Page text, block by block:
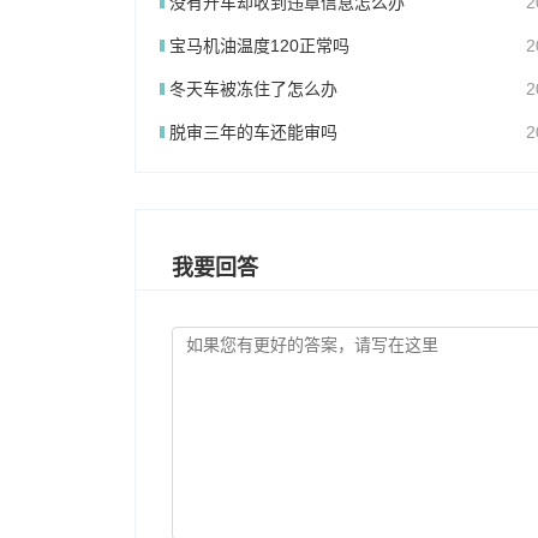
宝马机油温度120正常吗
冬天车被冻住了怎么办
脱审三年的车还能审吗
我要回答